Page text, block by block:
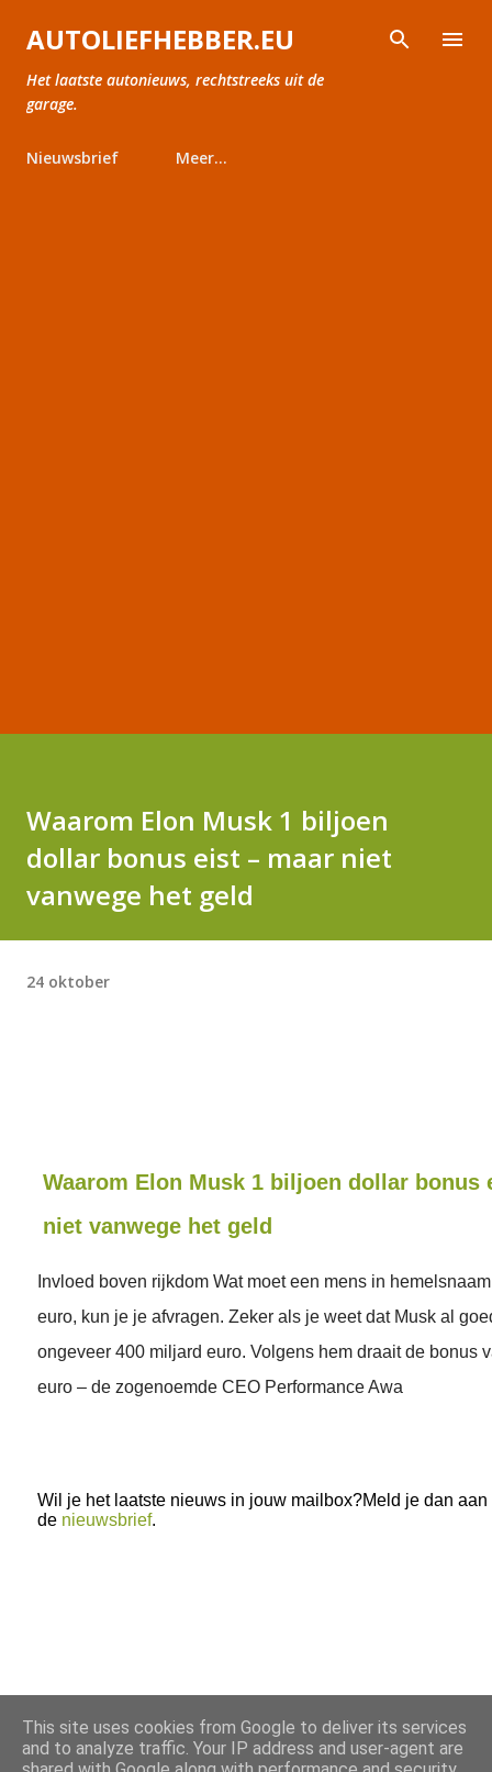
Doorgaan naar hoofdcontent
AUTOLIEFHEBBER.EU
Het laatste autonieuws, rechtstreeks uit de
garage.
Nieuwsbrief Meer…
Waarom Elon Musk 1 biljoen
dollar bonus eist – maar niet
vanwege het geld
24 oktober
Waarom Elon Musk 1 biljoen dollar bonus
niet vanwege het geld
Invloed boven rijkdom Wat moet een mens in
euro, kun je je afvragen. Zeker als je weet dat Musk al
ongeveer 400 miljard euro. Volgens hem draait de bonus
euro – de zogenoemde CEO Performance Awa
Wil je het laatste nieuws in jouw mailbox?Meld je dan aan
de nieuwsbrief.
This site uses cookies from Google to deliver its services
and to analyze traffic. Your IP address and user-agent are